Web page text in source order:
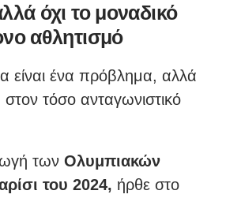
όχι το μοναδικό
αθλητισμό
είναι ένα πρόβλημα, αλλά
στον τόσο ανταγωνιστικό
των Ολυμπιακών
του 2024, ήρθε στο